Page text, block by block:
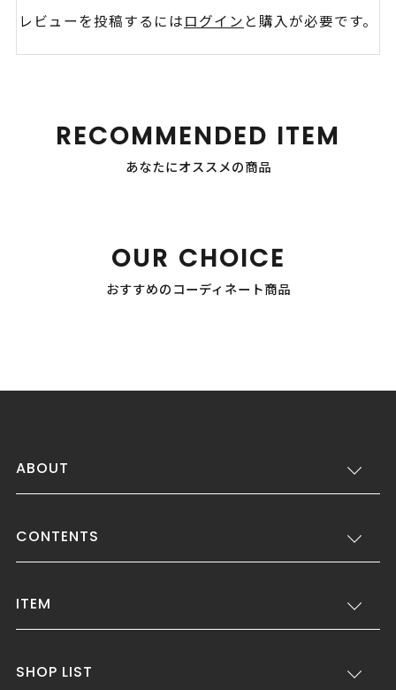
レビューを投稿するにはログイン と購入が必要です。
RECOMMENDED ITEM
あなたにオススメの商品
OUR CHOICE
おすすめのコーディネート商品
ABOUT
CONTENTS
ITEM
SHOP LIST